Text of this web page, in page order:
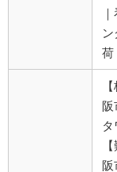
荷
阪
タ
阪